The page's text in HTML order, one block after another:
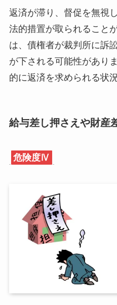
返済が滞り、督促を無視
法的措置が取られること
は、債権者が裁判所に訴
が下される可能性があり
的に返済を求められる状
給与差し押さえや財産
危険度Ⅳ